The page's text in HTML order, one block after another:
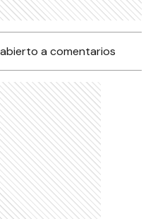
a comentarios